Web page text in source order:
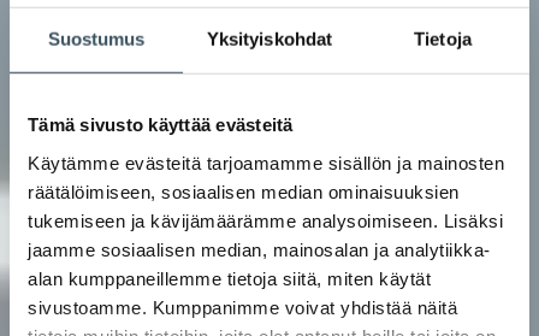
Suostumus Yksityiskohdat Tietoja
Tämä sivusto käyttää evästeitä
Käytämme evästeitä tarjoamamme sisällön ja mainosten
räätälöimiseen, sosiaalisen median ominaisuuksien
tukemiseen ja kävijämäärämme analysoimiseen. Lisäksi
jaamme sosiaalisen median, mainosalan ja analytiikka-
alan kumppaneillemme tietoja siitä, miten käytät
sivustoamme. Kumppanimme voivat yhdistää näitä